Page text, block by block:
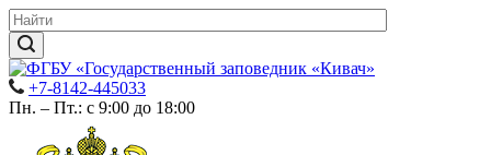
+7-8142-445033
Пн. – Пт.: с 9:00 до 18:00